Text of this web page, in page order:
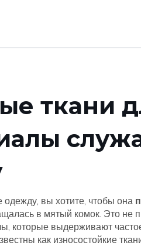
ткани
одежду, вы хотите, чтобы она
в мятый комок. Это не
которые выдерживают
как износостойкие